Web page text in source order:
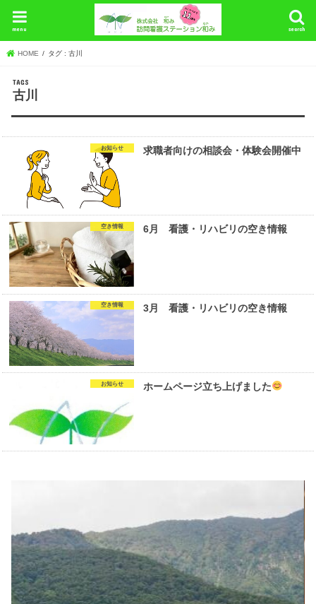
search
menu
HOME タグ : 古川
古川
お知らせ 求職者向けの相談会・体験会開催中
空き情報 6月 看護・リハビリの空き情報
空き情報 3月 看護・リハビリの空き情報
お知らせ ホームページ立ち上げました